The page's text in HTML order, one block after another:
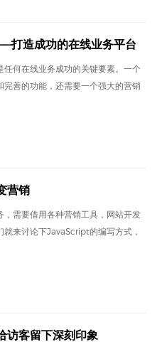
打造成功的在线业务平台
何在线业务成功的关键要素。一个
善的功能，还需要一个强大的营销
营销
需要借用各种营销工具，网站开发
来讨论下JavaScript的编写方式，
访客留下深刻印象